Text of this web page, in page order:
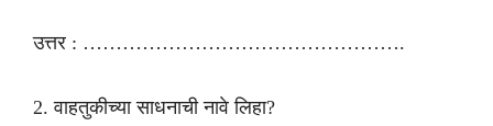
उत्तर : ………………………………………….
2. वाहतुकीच्या साधनाची नावे लिहा?